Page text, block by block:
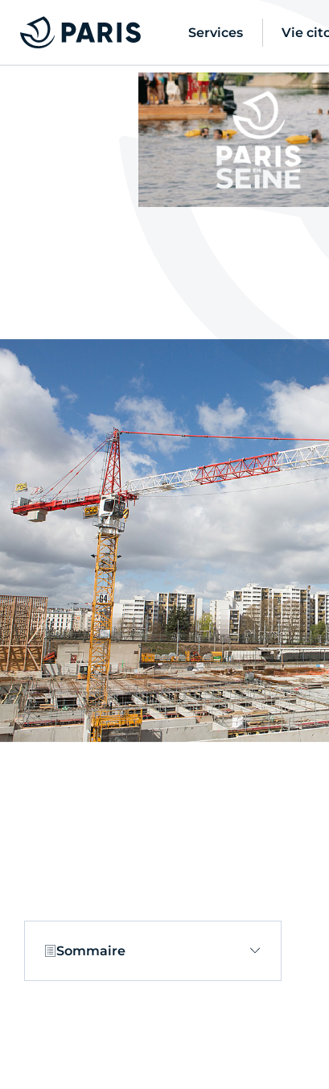
Services Vie
Sommaire